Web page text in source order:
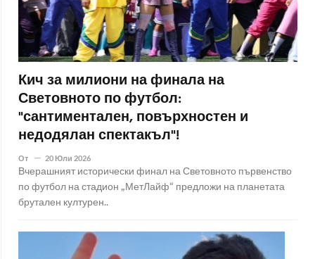
Кич за милиони на финала на
Световното по футбол:
"сантиментален, повърхностен и
недодялан спектакъл"!
От 20 Юли 2026
Вчерашният исторически финал на Световното първенство
по футбол на стадион „МетЛайф“ предложи на планетата
брутален културен..